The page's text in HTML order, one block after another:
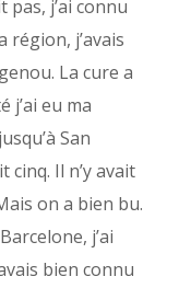
j’ai connu
région, j’avais
La cure a
j’ai eu ma
San
cinq. Il n’y avait
on a bien bu.
j’ai
bien connu